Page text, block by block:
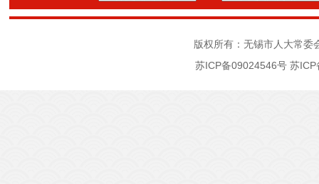
版权所有：无锡市人大常
苏ICP备09024546号 苏ICP